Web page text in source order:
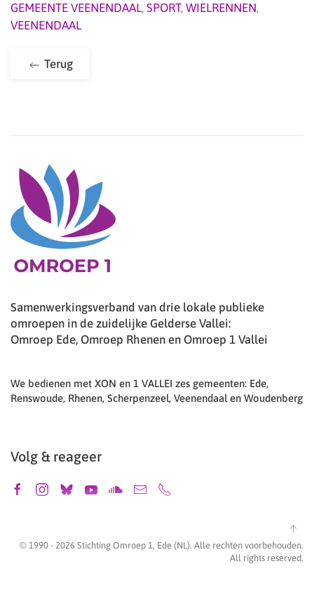
GEMEENTE VEENENDAAL, SPORT, WIELRENNEN,
VEENENDAAL
Terug
Samenwerkingsverband van drie lokale publieke
omroepen in de zuidelijke Gelderse Vallei:
Omroep Ede, Omroep Rhenen en Omroep 1 Vallei
We bedienen met XON en 1 VALLEI zes gemeenten: Ede,
Renswoude, Rhenen, Scherpenzeel, Veenendaal en Woudenberg
Volg & reageer
© 1990 - 2026 Stichting Omroep 1, Ede (NL). Alle rechten voorbehouden.
All rights reserved.